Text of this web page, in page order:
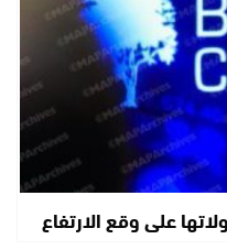
على وقع الارتفاع